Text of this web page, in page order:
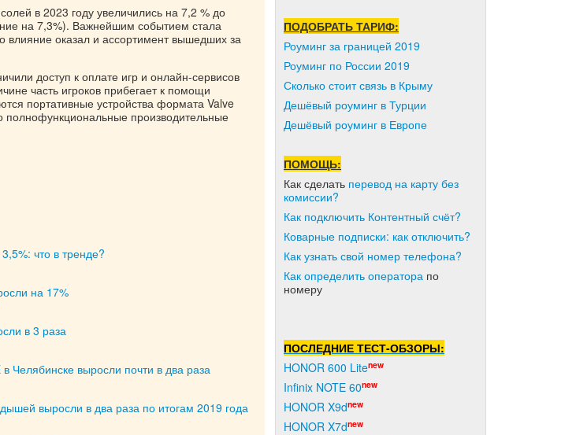
в 2023 году увеличились на 7,2 % до
на 7,3%). Важнейшим событием стала
оказал и ассортимент вышедших за
доступ к оплате игр и онлайн-сервисов
часть игроков прибегает к помощи
портативные устройства формата Valve
полнофункциональные производительные
что в тренде?
на 17%
в 3 раза
Челябинске выросли почти в два раза
выросли в два раза по итогам 2019 года
ПОДОБРАТЬ ТАРИФ:
Роуминг за границей 2019
Роуминг по России 2019
Сколько стоит связь в Крыму
Дешёвый роуминг в Турции
Дешёвый роуминг в Европе
ПОМОЩЬ:
Как сделать перевод на карту без
комиссии?
Как подключить Контентный счёт?
Коварные подписки: как отключить?
Как узнать свой номер телефона?
Как определить оператора по
номеру
ПОСЛЕДНИЕ ТЕСТ-ОБЗОРЫ:
HONOR 600 Litenew
Infinix NOTE 60new
HONOR X9dnew
HONOR X7dnew